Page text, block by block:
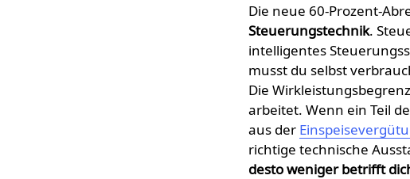
Die neue 60-Prozent-
Steuerungstechnik.
intelligentes
musst du selbst
Die
arbeitet. Wenn ein Teil
aus der
richtige technische
desto weniger betrifft